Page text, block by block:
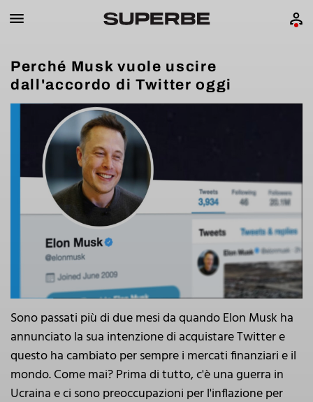
Perché Musk vuole uscire
dall'accordo di Twitter oggi
Sono passati più di due mesi da quando Elon Musk ha
annunciato la sua intenzione di acquistare Twitter e
questo ha cambiato per sempre i mercati finanziari e il
mondo. Come mai? Prima di tutto, c'è una guerra in
Ucraina e ci sono preoccupazioni per l'inflazione per